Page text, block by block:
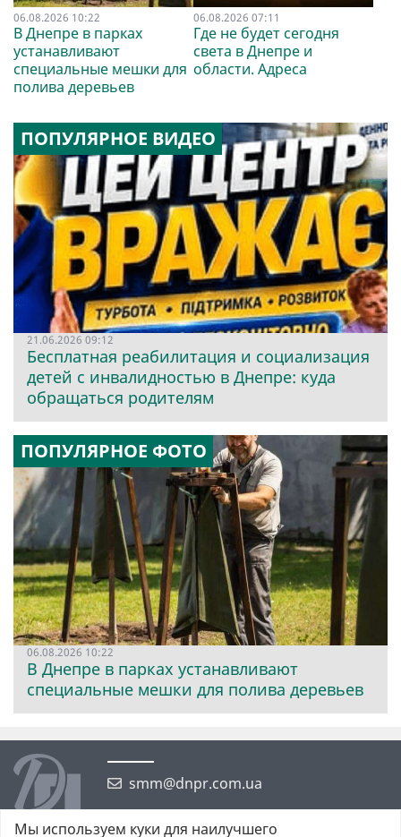
06.08.2026 10:22
В Днепре в парках
устанавливают
специальные мешки для
полива деревьев
06.08.2026 07:11
Где не будет сегодня
света в Днепре и
области. Адреса
ПОПУЛЯРНОЕ ВИДЕО
21.06.2026 09:12
Бесплатная реабилитация и социализация
детей с инвалидностью в Днепре: куда
обращаться родителям
ПОПУЛЯРНОЕ ФОТО
06.08.2026 10:22
В Днепре в парках устанавливают
специальные мешки для полива деревьев
smm@dnpr.com.ua
Мы используем куки для наилучшего